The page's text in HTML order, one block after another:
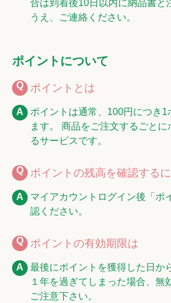
合は到着後10日以内に納品書と
うえ、ご連絡ください。
ポイントについて
ポイントとは
ポイントは通常、100円につき
ます。 商品をご注文するごとに
るサービスです。
ポイントの残高を確認する
マイアカウントログイン後「ポ
認ください。
ポイントの有効期限は
最後にポイントを獲得した日か
１年を過ぎてしまった場合、無
ご注意下さい。